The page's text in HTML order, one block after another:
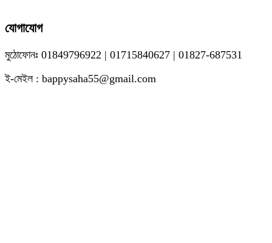
যোগাযোগ
মুঠোফোনঃ 01849796922 | 01715840627 | 01827-687531
ই-মেইল : bappysaha55@gmail.com